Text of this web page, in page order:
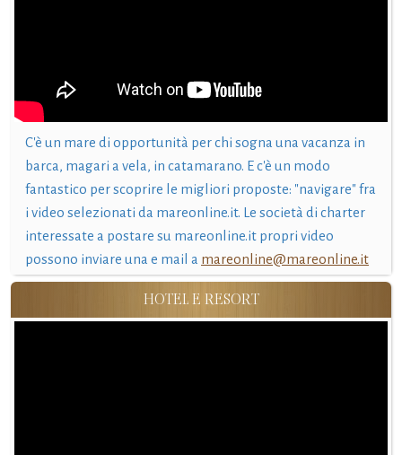
C'è un mare di opportunità per chi sogna una vacanza in
barca, magari a vela, in catamarano. E c'è un modo
fantastico per scoprire le migliori proposte: "navigare" fra
i video selezionati da mareonline.it. Le società di charter
interessate a postare su mareonline.it propri video
possono inviare una e mail a mareonline@mareonline.it
HOTEL E RESORT